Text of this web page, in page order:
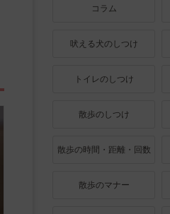
コラム
吠える犬のしつけ
トイレのしつけ
散歩のしつけ
散歩の時間・距離・回数
散歩のマナー